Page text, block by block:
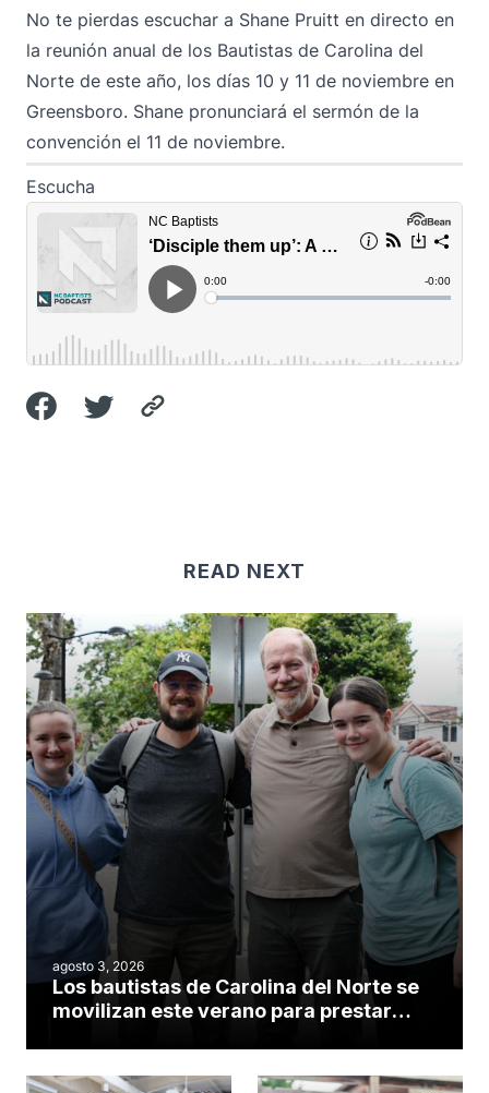
No te pierdas escuchar a Shane Pruitt en directo en
la reunión anual de los Bautistas de Carolina del
Norte de este año, los días 10 y 11 de noviembre en
Greensboro. Shane pronunciará el sermón de la
convención el 11 de noviembre.
Escucha
READ NEXT
agosto 3, 2026
Los bautistas de Carolina del Norte se
movilizan este verano para prestar